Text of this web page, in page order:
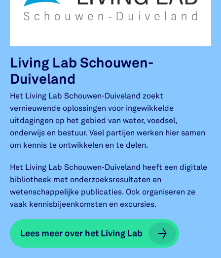
Living Lab Schouwen-
Duiveland
Het Living Lab Schouwen-Duiveland zoekt
vernieuwende oplossingen voor ingewikkelde
uitdagingen op het gebied van water, voedsel,
onderwijs en bestuur. Veel partijen werken hier samen
om kennis te ontwikkelen en te delen.
Het Living Lab Schouwen-Duiveland heeft een digitale
bibliotheek met onderzoeksresultaten en
wetenschappelijke publicaties. Ook organiseren ze
vaak kennisbijeenkomsten en excursies.
Lees meer over het Living Lab
Lees meer over het Living Lab